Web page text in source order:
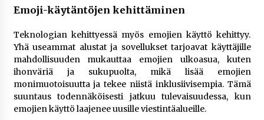
Emoji-käytäntöjen kehittäminen
Teknologian kehittyessä myös emojien käyttö kehittyy.
Yhä useammat alustat ja sovellukset tarjoavat käyttäjille
mahdollisuuden mukauttaa emojien ulkoasua, kuten
ihonväriä ja sukupuolta, mikä lisää emojien
monimuotoisuutta ja tekee niistä inklusiivisempia. Tämä
suuntaus todennäköisesti jatkuu tulevaisuudessa, kun
emojien käyttö laajenee uusille viestintäalueille.